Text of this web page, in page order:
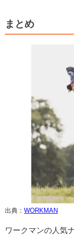
まとめ
出典： WORKMAN
ワークマンの人気